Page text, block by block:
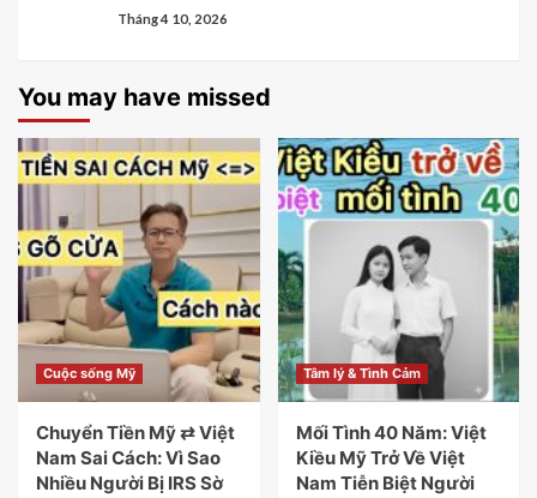
Tháng 4 10, 2026
You may have missed
Cuộc sống Mỹ
Chuyển Tiền Mỹ ⇄ Việt
Nam Sai Cách: Vì Sao
Nhiều Người Bị IRS Sờ
Tâm lý & Tình Cảm
Mối Tình 40 Năm: Việt
Kiều Mỹ Trở Về Việt
Nam Tiễn Biệt Người